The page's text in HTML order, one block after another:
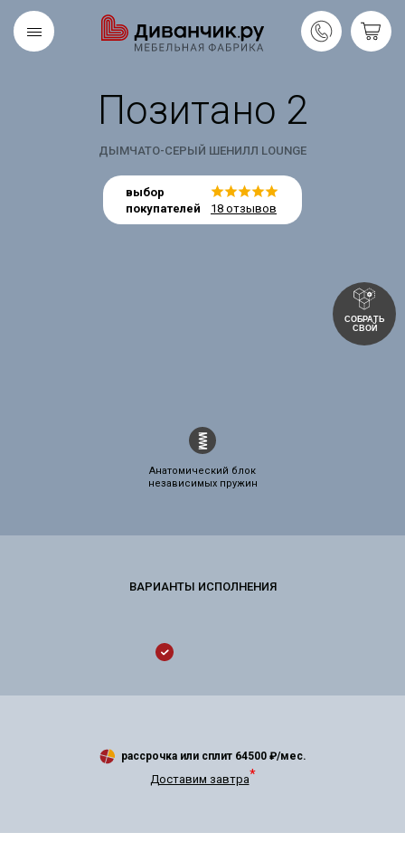
Позитано 2
ДЫМЧАТО-СЕРЫЙ ШЕНИЛЛ LOUNGE
выбор
покупателей
18 отзывов
СОБРАТЬ
СВОЙ
Анатомический блок
независимых пружин
рассрочка или сплит 64500 ₽/мес.
Доставим завтра*
Скандинавская